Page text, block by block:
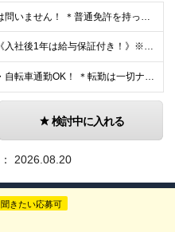
＊年齢や経験は問いません！ ＊普通免許を持っていればOK！ ◆学歴不問 ◆未経験歓迎 ◆普通自動車免許（AT限定可） ＼こんな方にオススメ！／ ◇車の運転が得意な方 ◇観光に興味がある、または好き
未経験者限定《入社後1年は給与保証付き！》※規定有 ◆配属後3ヶ月間：月給40万円を補償 ◆その後の9ヶ月間：月給35万円を補償 新人を含む平均月収は"57万円"、平均年収は"600万円"です。 未経
＊車・バイク・自転車通勤OK！ ＊転勤は一切ナシ！ ＊U・Iターン歓迎！ 【千住営業所】 東京都足立区足立三丁目26番13号 (変更の範囲)上記を除く当社関連勤務地
検討中に入れる
2026.08.20
きたい応募可